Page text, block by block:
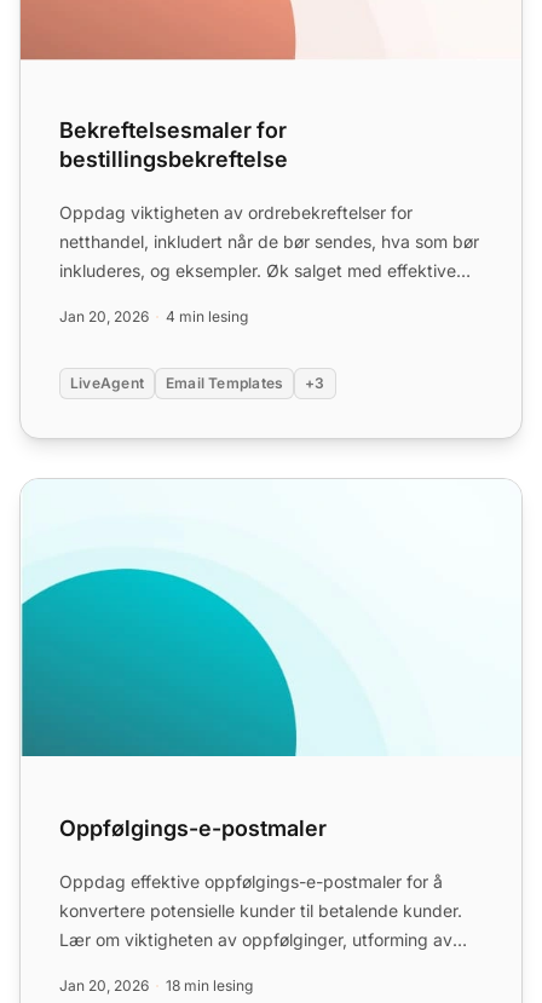
Bekreftelsesmaler for
bestillingsbekreftelse
Oppdag viktigheten av ordrebekreftelser for
netthandel, inkludert når de bør sendes, hva som bør
inkluderes, og eksempler. Øk salget med effektive
Jan 20, 2026 4 min lesing
LiveAgent Email Templates +3
Oppfølgings-e-postmaler
Oppfølgings-e-postmaler
Oppdag effektive oppfølgings-e-postmaler for å
konvertere potensielle kunder til betalende kunder.
Lær om viktigheten av oppfølginger, utforming av
Jan 20, 2026 18 min lesing